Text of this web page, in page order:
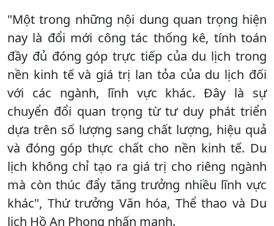
"Một trong những nội dung quan trọng hiện
nay là đổi mới công tác thống kê, tính toán
đầy đủ đóng góp trực tiếp của du lịch trong
nền kinh tế và giá trị lan tỏa của du lịch đối
với các ngành, lĩnh vực khác. Đây là sự
chuyển đổi quan trọng từ tư duy phát triển
dựa trên số lượng sang chất lượng, hiệu quả
và đóng góp thực chất cho nền kinh tế. Du
lịch không chỉ tạo ra giá trị cho riêng ngành
mà còn thúc đẩy tăng trưởng nhiều lĩnh vực
khác", Thứ trưởng Văn hóa, Thể thao và Du
lịch Hồ An Phong nhấn mạnh.